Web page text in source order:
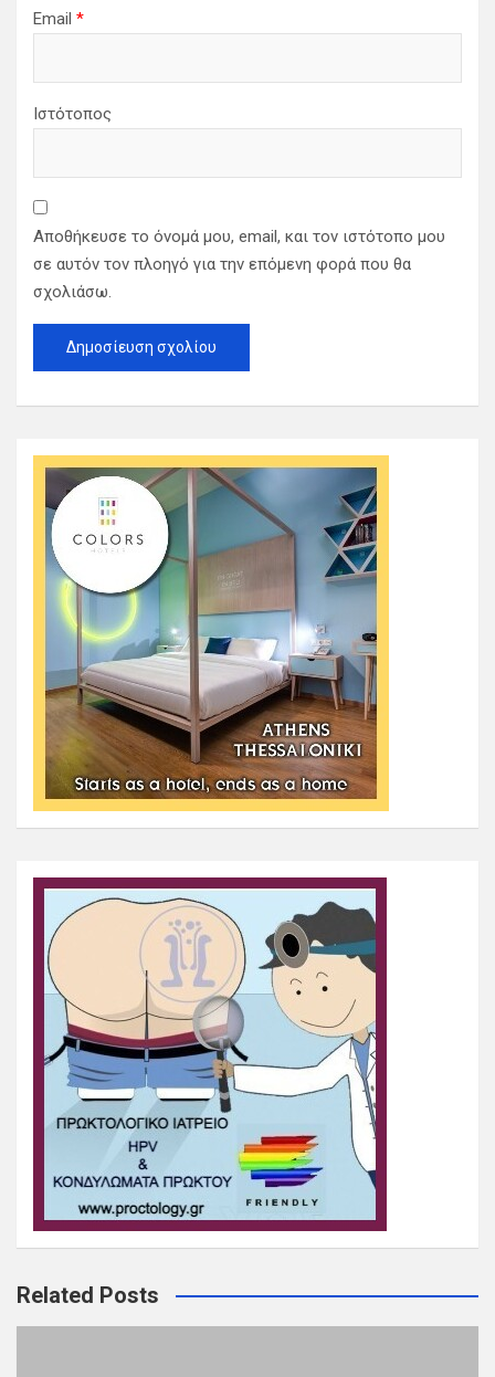
Email *
Ιστότοπος
Αποθήκευσε το όνομά μου, email, και τον ιστότοπο μου
σε αυτόν τον πλοηγό για την επόμενη φορά που θα
σχολιάσω.
Related Posts